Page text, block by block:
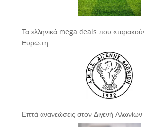
Τα ελληνικά mega deals που
Ευρώπη
Επτά ανανεώσεις στον Διγενή Αλωνίων